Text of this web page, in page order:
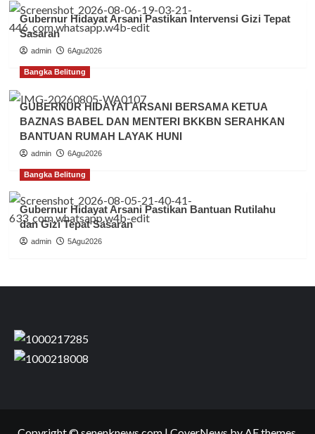
Gubernur Hidayat Arsani Pastikan Intervensi Gizi Tepat
Sasaran
admin 6Agu2026
Bangka Belitung
GUBERNUR HIDAYAT ARSANI BERSAMA KETUA
BAZNAS BABEL DAN MENTERI BKKBN SERAHKAN
BANTUAN RUMAH LAYAK HUNI
admin 6Agu2026
Bangka Belitung
Gubernur Hidayat Arsani Pastikan Bantuan Rutilahu
dan Gizi Tepat Sasaran
admin 5Agu2026